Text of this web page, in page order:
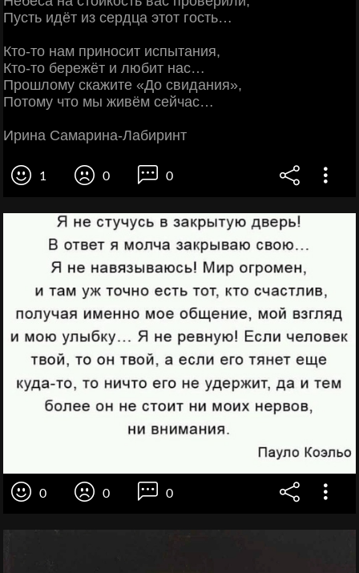
Пусть идёт из сердца этот гость…
Кто-то нам приносит испытания,
Кто-то бережёт и любит нас…
Прошлому скажите «До свидания»,
Потому что мы живём сейчас…
Ирина Самарина-Лабиринт
1 0 0
0 0 0